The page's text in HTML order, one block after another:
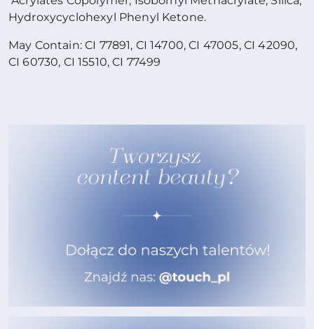
Hydroxycyclohexyl Phenyl Ketone.
May Contain: CI 77891, CI 14700, CI 47005, CI 42090,
CI 60730, CI 15510, CI 77499